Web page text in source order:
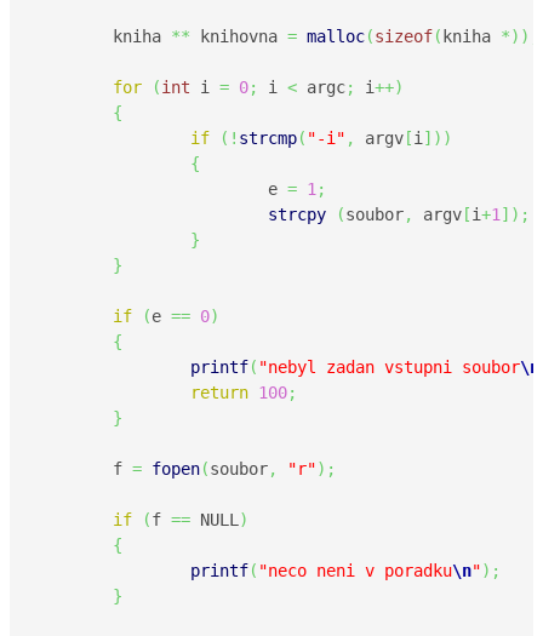
	kniha
** knihovna = malloc(sizeof( kniha *) )
for (int i = 0; i < argc; i++)
{
if
( ! strcmp( "-i" , argv [i] ) )
{
			e
= 1;
strcpy
(soubor, argv [i+1] ) ;
}
}
if (e == 0)
{
printf( "nebyl zadan vstupni soubor\n
return 100;
}
	f
= fopen(soubor, "r") ;
if (f == NULL)
{
printf( "neco neni v poradku\n") ;
}